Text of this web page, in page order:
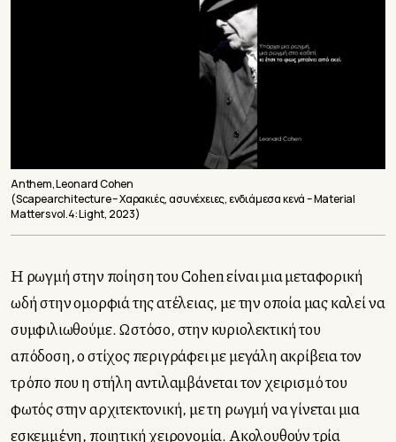
Anthem, Leonard Cohen
(Scapearchitecture – Χαρακιές, ασυνέχειες, ενδιάμεσα κενά – Material
Matters vol.4: Light, 2023)
Η ρωγμή στην ποίηση του Cohen είναι μια μεταφορική
ωδή στην ομορφιά της ατέλειας, με την οποία μας καλεί να
συμφιλιωθούμε. Ωστόσο, στην κυριολεκτική του
απόδοση, ο στίχος περιγράφει με μεγάλη ακρίβεια τον
τρόπο που η στήλη αντιλαμβάνεται τον χειρισμό του
φωτός στην αρχιτεκτονική, με τη ρωγμή να γίνεται μια
εσκεμμένη, ποιητική χειρονομία. Ακολουθούν τρία